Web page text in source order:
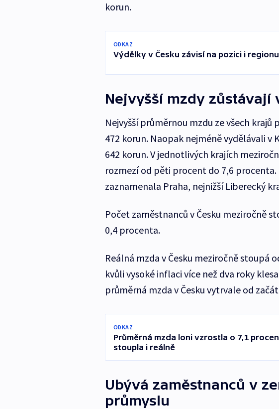
korun.
ODKAZ
Výdělky v Česku závisí na pozici i
Nejvyšší mzdy zůstávají
Nejvyšší průměrnou mzdu ze všech
472 korun. Naopak nejméně vydělávali v
642 korun. V jednotlivých krajích
rozmezí od pěti procent do 7,6
zaznamenala Praha, nejnižší Liberecký
Počet zaměstnanců v Česku meziročně
0,4 procenta.
Reálná mzda v Česku meziročně stoupá
kvůli vysoké inflaci více než dva roky
průměrná mzda v Česku vytrvale od
ODKAZ
Průměrná mzda loni vzrostla o 7,1
stoupla i reálně
Ubývá zaměstnanců v
průmyslu